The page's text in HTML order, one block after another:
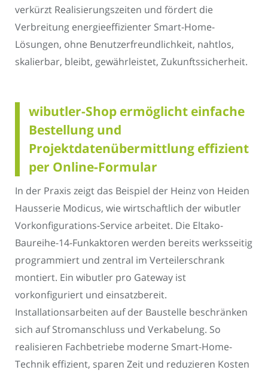
verkürzt Realisierungszeiten und fördert die
Verbreitung energieeffizienter Smart-Home-
Lösungen, ohne Benutzerfreundlichkeit, nahtlos,
skalierbar, bleibt, gewährleistet, Zukunftssicherheit.
wibutler-Shop ermöglicht einfache
Bestellung und
Projektdatenübermittlung effizient
per Online-Formular
In der Praxis zeigt das Beispiel der Heinz von Heiden
Hausserie Modicus, wie wirtschaftlich der wibutler
Vorkonfigurations-Service arbeitet. Die Eltako-
Baureihe-14-Funkaktoren werden bereits werksseitig
programmiert und zentral im Verteilerschrank
montiert. Ein wibutler pro Gateway ist
vorkonfiguriert und einsatzbereit.
Installationsarbeiten auf der Baustelle beschränken
sich auf Stromanschluss und Verkabelung. So
realisieren Fachbetriebe moderne Smart-Home-
Technik effizient, sparen Zeit und reduzieren Kosten